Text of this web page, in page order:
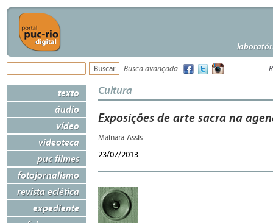
Busca avançada
texto
áudio
vídeo
videoteca
puc filmes
fotojornalismo
revista eclética
expediente
Cultura
Exposições de arte sacra na
Mainara Assis
23/07/2013